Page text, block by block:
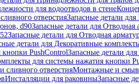
для водоотводов в стене
отверстияЗапасные детали
d90Запасные детали для
Запасные детали для Отводная
детали для Декоративные
PushControlЗапасные детали
для системы нажатия кнопки
сливного отверстияМонтажные и
Инсталляции для раковиныЗапасные